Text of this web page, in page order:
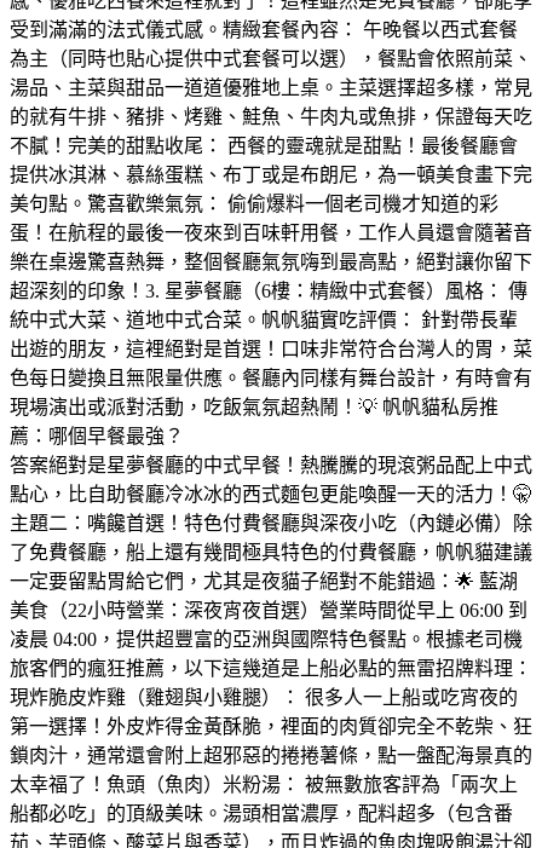
受到滿滿的法式儀式感。精緻套餐內容： 午晚餐以西式套餐
為主（同時也貼心提供中式套餐可以選），餐點會依照前菜、
湯品、主菜與甜品一道道優雅地上桌。主菜選擇超多樣，常見
的就有牛排、豬排、烤雞、鮭魚、牛肉丸或魚排，保證每天吃
不膩！完美的甜點收尾： 西餐的靈魂就是甜點！最後餐廳會
提供冰淇淋、慕絲蛋糕、布丁或是布朗尼，為一頓美食畫下完
美句點。驚喜歡樂氣氛： 偷偷爆料一個老司機才知道的彩
蛋！在航程的最後一夜來到百味軒用餐，工作人員還會隨著音
樂在桌邊驚喜熱舞，整個餐廳氣氛嗨到最高點，絕對讓你留下
超深刻的印象！3. 星夢餐廳（6樓：精緻中式套餐）風格： 傳
統中式大菜、道地中式合菜。帆帆貓實吃評價： 針對帶長輩
出遊的朋友，這裡絕對是首選！口味非常符合台灣人的胃，菜
色每日變換且無限量供應。餐廳內同樣有舞台設計，有時會有
現場演出或派對活動，吃飯氣氛超熱鬧！💡 帆帆貓私房推
薦：哪個早餐最強？
答案絕對是星夢餐廳的中式早餐！熱騰騰的現滾粥品配上中式
點心，比自助餐廳冷冰冰的西式麵包更能喚醒一天的活力！🤫
主題二：嘴饞首選！特色付費餐廳與深夜小吃（內鏈必備）除
了免費餐廳，船上還有幾間極具特色的付費餐廳，帆帆貓建議
一定要留點胃給它們，尤其是夜貓子絕對不能錯過：🌟 藍湖
美食（22小時營業：深夜宵夜首選）營業時間從早上 06:00 到
凌晨 04:00，提供超豐富的亞洲與國際特色餐點。根據老司機
旅客們的瘋狂推薦，以下這幾道是上船必點的無雷招牌料理：
現炸脆皮炸雞（雞翅與小雞腿）： 很多人一上船或吃宵夜的
第一選擇！外皮炸得金黃酥脆，裡面的肉質卻完全不乾柴、狂
鎖肉汁，通常還會附上超邪惡的捲捲薯條，點一盤配海景真的
太幸福了！魚頭（魚肉）米粉湯： 被無數旅客評為「兩次上
船都必吃」的頂級美味。湯頭相當濃厚，配料超多（包含番
茄、芋頭條、酸菜片與香菜），而且炸過的魚肉塊吸飽湯汁卻